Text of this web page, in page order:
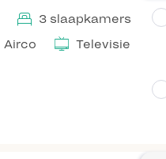
3 slaapkamers
Airco Televisie